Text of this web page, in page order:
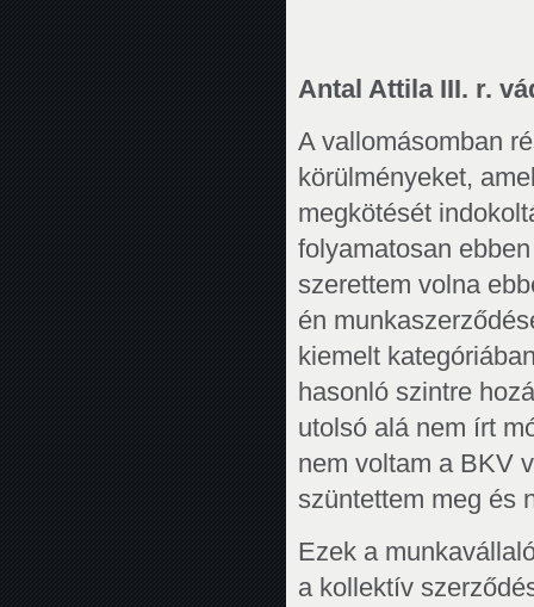
Antal Attila III. r.
A vallomásomban
körülményeket,
megkötését
folyamatosan
szerettem volna
én
kiemelt
hasonló szintre
utolsó alá nem írt
nem voltam a BKV
szüntettem meg és
Ezek a
a kollektív